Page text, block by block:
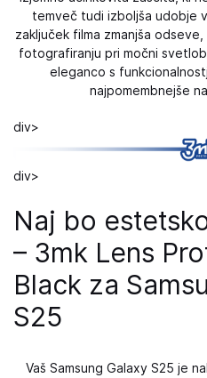
temveč tudi izboljša udobje
zaključek filma zmanjša
fotografiranju pri močni
eleganco s
najpomembnejše
div>
div>
Naj bo
– 3mk Lens
Black za
S25
Vaš Samsung Galaxy S25 je